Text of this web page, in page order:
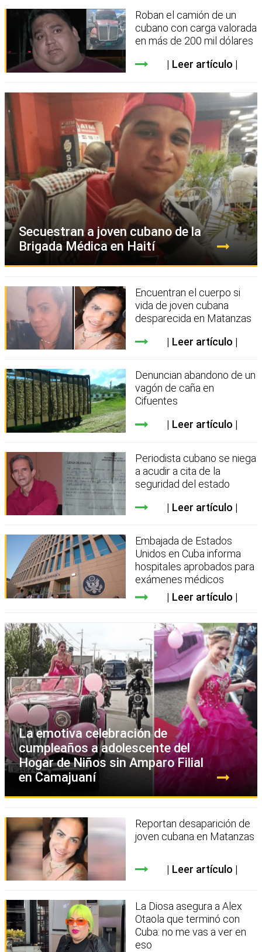
Roban el camión de un
cubano con carga valorada
en más de 200 mil dólares
Leer artículo
Secuestran a joven cubano de la
Brigada Médica en Haití
Encuentran el cuerpo si
vida de joven cubana
desparecida en Matanzas
Leer artículo
Denuncian abandono de un
vagón de caña en
Cifuentes
Leer artículo
Periodista cubano se niega
a acudir a cita de la
seguridad del estado
Leer artículo
Embajada de Estados
Unidos en Cuba informa
hospitales aprobados para
exámenes médicos
Leer artículo
La emotiva celebración de
cumpleaños a adolescente del
Hogar de Niños sin Amparo Filial
en Camajuaní
Reportan desaparición de
joven cubana en Matanzas
Leer artículo
La Diosa asegura a Alex
Otaola que terminó con
Cuba: no me vas a ver en
eso